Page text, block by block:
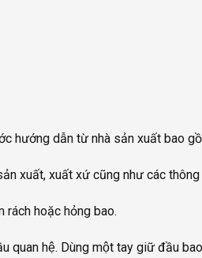
hướng dẫn từ nhà sản xuất bao
xuất, xuất xứ cũng như các
rách hoặc hỏng bao.
hệ. Dùng một tay giữ đầu